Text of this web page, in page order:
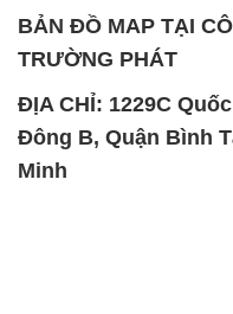
BẢN ĐỒ MAP TẠI
TRƯỜNG PHÁT
ĐỊA CHỈ: 1229C
Đông B, Quận Bình
Minh